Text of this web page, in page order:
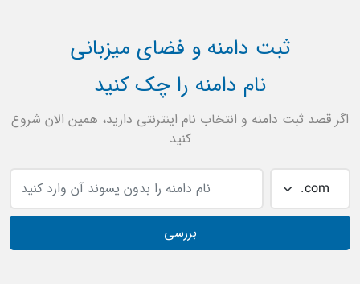
ثبت دامنه و فضای میزبانی
نام دامنه را چک کنید
اگر قصد ثبت دامنه و انتخاب نام اینترنتی دارید، همین الان شروع
کنید
بررسی